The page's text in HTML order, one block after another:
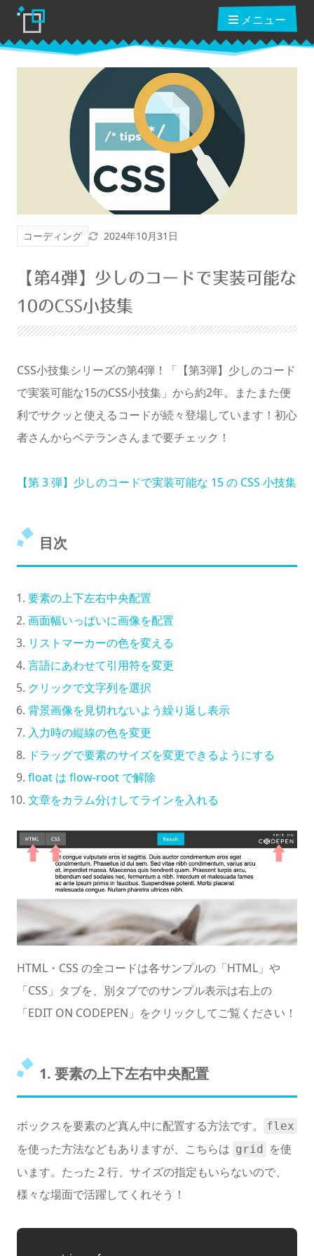
メニュー
ブログ
読んだ本
動画講座
コーディング 更新日
2024年10月31日
【第4弾】少しのコードで実装可能な
10のCSS小技集
CSS小技集シリーズの第4弾！「【第3弾】少しのコード
で実装可能な15のCSS小技集」から約2年。またまた便
利でサクッと使えるコードが続々登場しています！初心
者さんからベテランさんまで要チェック！
【第 3 弾】少しのコードで実装可能な 15 の CSS 小技集
目次
要素の上下左右中央配置
画面幅いっぱいに画像を配置
リストマーカーの色を変える
言語にあわせて引用符を変更
クリックで文字列を選択
背景画像を見切れないよう繰り返し表示
入力時の縦線の色を変更
ドラッグで要素のサイズを変更できるようにする
float は flow-root で解除
文章をカラム分けしてラインを入れる
HTML・CSS の全コードは各サンプルの「HTML」や
「CSS」タブを、別タブでのサンプル表示は右上の
「EDIT ON CODEPEN」をクリックしてご覧ください！
1. 要素の上下左右中央配置
ボックスを要素のど真ん中に配置する方法です。 flex
を使った方法などもありますが、こちらは grid
を使
います。たった 2 行、サイズの指定もいらないので、
様々な場面で活躍してくれそう！